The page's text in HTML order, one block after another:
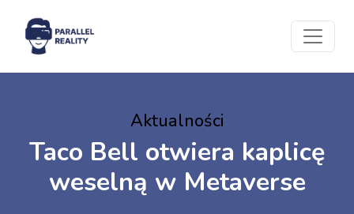
Aktualności
Taco Bell otwiera kaplicę
weselną w Metaverse